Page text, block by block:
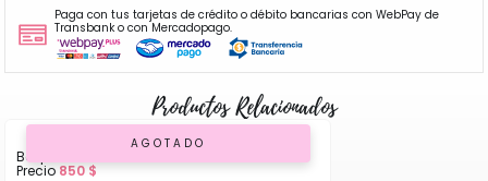
Paga con tus tarjetas de crédito o débito bancarias con WebPay de
Transbank o con Mercadopago.
Productos Relacionados
AGOTADO
Boquilla Flor P 09
Precio850$